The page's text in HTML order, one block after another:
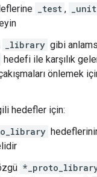
_test ,
_library gibi
hedefi ile karşılık
önlemek
hedefler için: